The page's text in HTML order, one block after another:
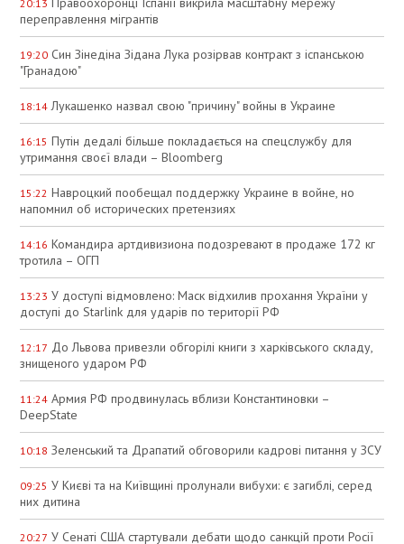
20:13
переправлення мігрантів
19:20 Син Зінедіна Зідана Лука розірвав контракт з іспанською
"Гранадою"
18:14 Лукашенко назвал свою "причину" войны в Украине
16:15 Путін дедалі більше покладається на спецслужбу для
утримання своєї влади – Bloomberg
15:22 Навроцкий пообещал поддержку Украине в войне, но
напомнил об исторических претензиях
14:16 Командира артдивизиона подозревают в продаже 172 кг
тротила – ОГП
13:23 У доступі відмовлено: Маск відхилив прохання України у
доступі до Starlink для ударів по території РФ
12:17 До Львова привезли обгорілі книги з харківського складу,
знищеного ударом РФ
11:24 Армия РФ продвинулась вблизи Константиновки –
DeepState
10:18 Зеленський та Драпатий обговорили кадрові питання у ЗСУ
09:25 У Києві та на Київщині пролунали вибухи: є загиблі, серед
них дитина
20:27 У Сенаті США стартували дебати щодо санкцій проти Росії